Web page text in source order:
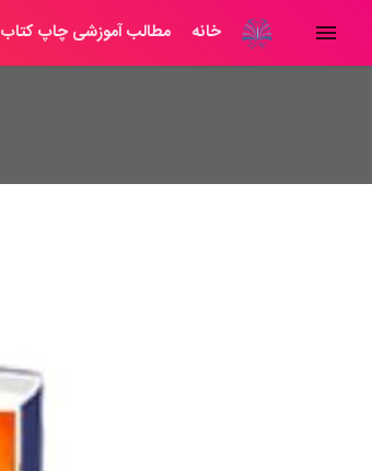
خانه مطالب آموزشی چاپ کتاب